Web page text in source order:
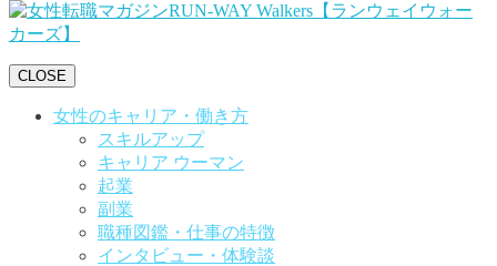
CLOSE
女性のキャリア・働き方
スキルアップ
キャリア ウーマン
起業
副業
職種図鑑・仕事の特徴
インタビュー・体験談